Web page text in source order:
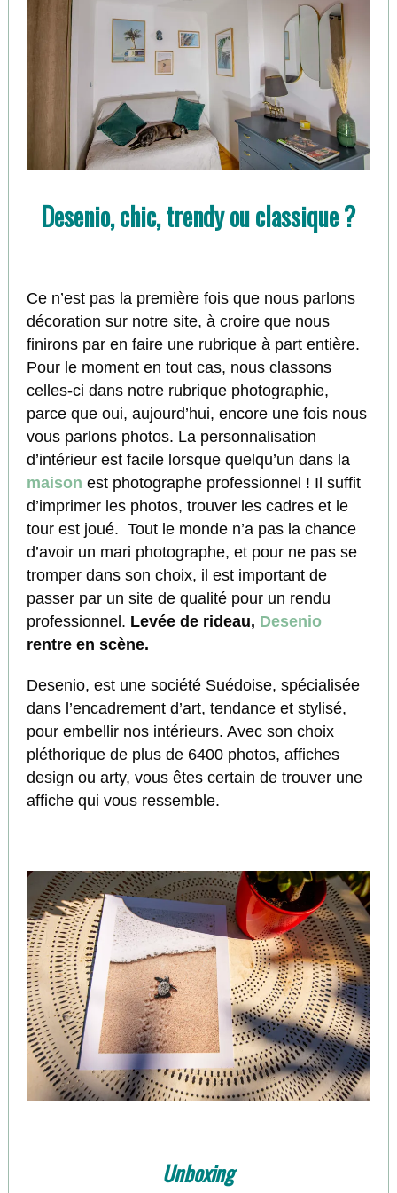
Desenio, chic, trendy ou classique ?
Ce n’est pas la première fois que nous parlons
décoration sur notre site, à croire que nous
finirons par en faire une rubrique à part entière.
Pour le moment en tout cas, nous classons
celles-ci dans notre rubrique photographie,
parce que oui, aujourd’hui, encore une fois nous
vous parlons photos. La personnalisation
d’intérieur est facile lorsque quelqu’un dans la
maison est photographe professionnel ! Il suffit
d’imprimer les photos, trouver les cadres et le
tour est joué. Tout le monde n’a pas la chance
d’avoir un mari photographe, et pour ne pas se
tromper dans son choix, il est important de
passer par un site de qualité pour un rendu
professionnel. Levée de rideau, Desenio
rentre en scène.
Desenio, est une société Suédoise, spécialisée
dans l’encadrement d’art, tendance et stylisé,
pour embellir nos intérieurs. Avec son choix
pléthorique de plus de 6400 photos, affiches
design ou arty, vous êtes certain de trouver une
affiche qui vous ressemble.
Unboxing